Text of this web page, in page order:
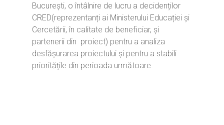
București, o întâlnire de lucru a decidenților
CRED(reprezentanți ai Ministerului Educației și
Cercetării, în calitate de beneficiar, și
partenerii din proiect) pentru a analiza
desfășurarea proiectului și pentru a stabili
prioritățile din perioada următoare.